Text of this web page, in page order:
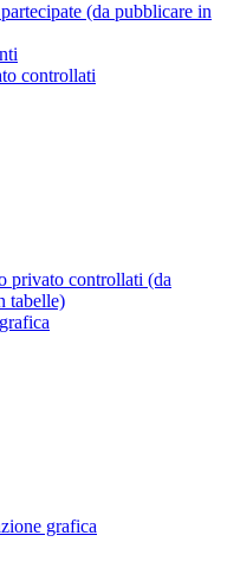
(da pubblicare in
controllati
privato controllati (da
tabelle)
grafica